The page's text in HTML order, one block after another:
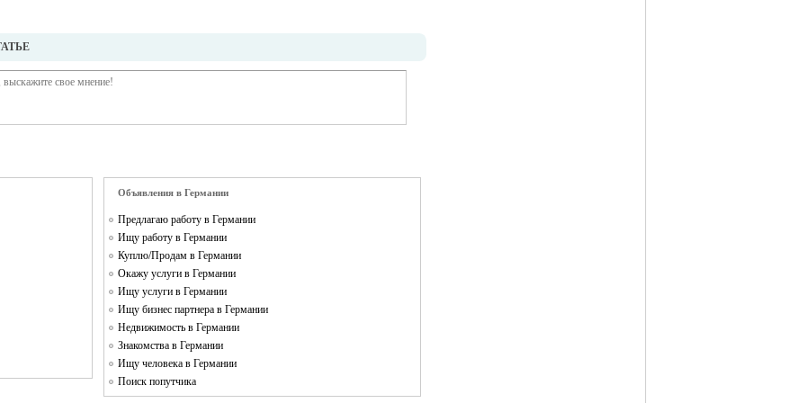
Объявления в Германии
Предлагаю работу в Германии
Ищу работу в Германии
Куплю/Продам в Германии
Окажу услуги в Германии
Ищу услуги в Германии
Ищу бизнес партнера в Германии
Недвижимость в Германии
Знакомства в Германии
Ищу человека в Германии
Поиск попутчика